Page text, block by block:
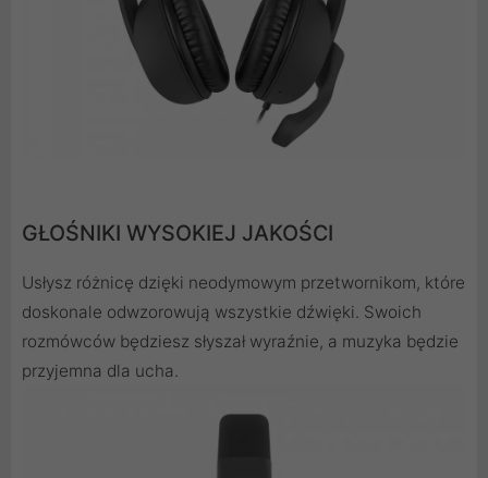
GŁOŚNIKI WYSOKIEJ JAKOŚCI
Usłysz różnicę dzięki neodymowym przetwornikom, które
doskonale odwzorowują wszystkie dźwięki. Swoich
rozmówców będziesz słyszał wyraźnie, a muzyka będzie
przyjemna dla ucha.